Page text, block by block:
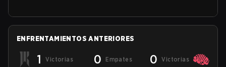
ENFRENTAMIENTOS ANTERIORES
1 Victorias 0 Empates 0 Victorias